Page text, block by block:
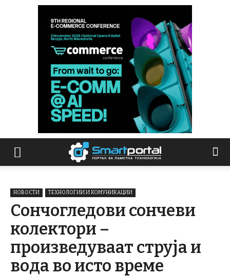
НОВОСТИ ТЕХНОЛОГИИ И КОМУНИКАЦИИ
Сончогледови сончеви
колектори –
произведуваат струја и
вода во исто време